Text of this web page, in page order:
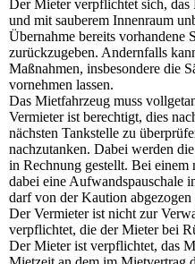
Der Mieter verpflichtet sich, das
und mit sauberem Innenraum
Übernahme bereits vorhandene
zurückzugeben. Andernfalls
Maßnahmen, insbesondere die
vornehmen lassen.
Das Mietfahrzeug muss
Vermieter ist berechtigt, dies
nächsten Tankstelle zu
nachzutanken. Dabei werden
in Rechnung gestellt. Bei
dabei eine Aufwandspauschale
darf von der Kaution abgezogen
Der Vermieter ist nicht zur
verpflichtet, die der Mieter bei
Der Mieter ist verpflichtet, das